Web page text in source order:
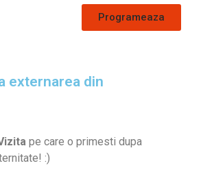
Programeaza
externarea din
pe care o primesti dupa
:)